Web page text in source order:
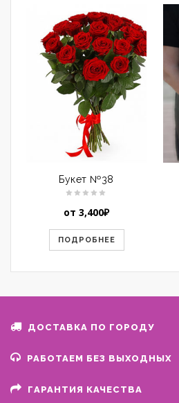
Букет №38
от 3,400₽
ПОДРОБНЕЕ
ДОСТАВКА ПО ГОРОДУ
РАБОТАЕМ БЕЗ ВЫХОДНЫХ
ГАРАНТИЯ КАЧЕСТВА